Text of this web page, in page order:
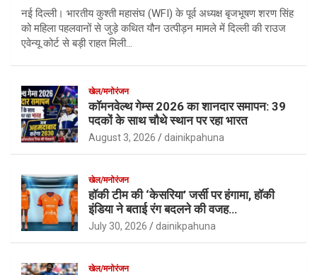
नई दिल्ली। भारतीय कुश्ती महासंघ (WFI) के पूर्व अध्यक्ष बृजभूषण शरण सिंह
को महिला पहलवानों से जुड़े कथित यौन उत्पीड़न मामले में दिल्ली की राउज
एवेन्यू कोर्ट से बड़ी राहत मिली…
खेल/मनोरंजन
कॉमनवेल्थ गेम्स 2026 का शानदार समापन: 39
पदकों के साथ चौथे स्थान पर रहा भारत
August 3, 2026 dainikpahuna
खेल/मनोरंजन
हॉकी टीम की ‘केसरिया’ जर्सी पर हंगामा, हॉकी
इंडिया ने बताई रंग बदलने की वजह…
July 30, 2026 dainikpahuna
खेल/मनोरंजन